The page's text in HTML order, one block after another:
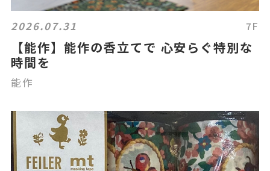
2026.07.31 7F
【能作】能作の香立てで 心安らぐ特別な
時間を
能作